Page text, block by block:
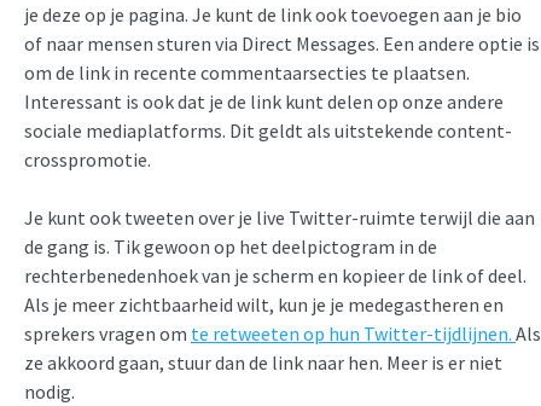
je deze op je pagina. Je kunt de link ook toevoegen aan je bio
of naar mensen sturen via Direct Messages. Een andere optie is
om de link in recente commentaarsecties te plaatsen.
Interessant is ook dat je de link kunt delen op onze andere
sociale mediaplatforms. Dit geldt als uitstekende content-
crosspromotie.
Je kunt ook tweeten over je live Twitter-ruimte terwijl die aan
de gang is. Tik gewoon op het deelpictogram in de
rechterbenedenhoek van je scherm en kopieer de link of deel.
Als je meer zichtbaarheid wilt, kun je je medegastheren en
sprekers vragen om te retweeten op hun Twitter-tijdlijnen. Als
ze akkoord gaan, stuur dan de link naar hen. Meer is er niet
nodig.